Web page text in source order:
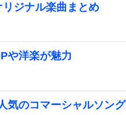
ジナル楽曲まとめ
や洋楽が魅力
気のコマーシャルソング